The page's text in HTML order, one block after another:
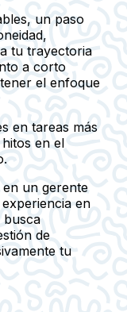
un paso
tu trayectoria
a corto
el enfoque
en tareas más
en el
un gerente
en
busca
de
tu